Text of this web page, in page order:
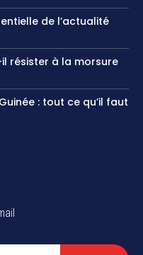
de l’actualité
il résister à la morsure
: tout ce qu’il faut